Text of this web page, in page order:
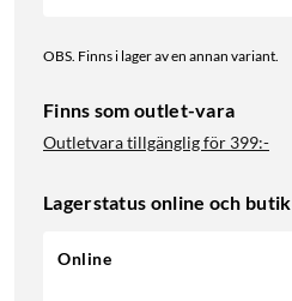
OBS. Finns i lager av en annan variant.
Finns som outlet-vara
Outletvara tillgänglig för 399:-
Lagerstatus online och butik
Online